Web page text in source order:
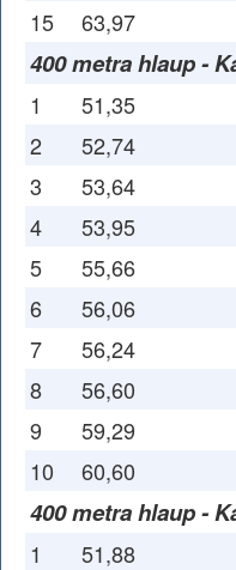
15
63,97
400 metra hlaup -
1
51,35
2
52,74
3
53,64
4
53,95
5
55,66
6
56,06
7
56,24
8
56,60
9
59,29
10
60,60
400 metra hlaup -
1
51,88